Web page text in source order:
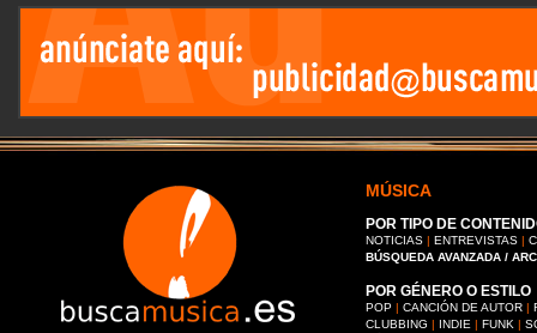
MÚSICA
POR TIPO DE
NOTICIAS | ENTREVISTAS |
BÚSQUEDA AVANZADA /
POR GÉNERO O ESTILO
POP | CANCIÓN DE AUTOR |
CLUBBING | INDIE | FUNK |